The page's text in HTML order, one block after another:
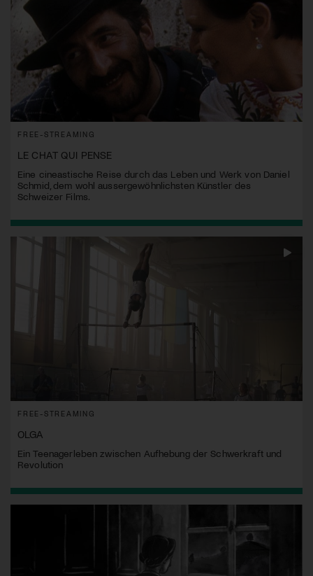
FREE-STREAMING
LE CHAT QUI PENSE
Eine cineastische Reise durch das Leben und Werk von Daniel
Schmid, dem wohl aussergewöhnlichsten Künstler des
Schweizer Films.
FREE-STREAMING
OLGA
Ein Teenagerleben zwischen Aufhebung der Schwerkraft und
Revolution